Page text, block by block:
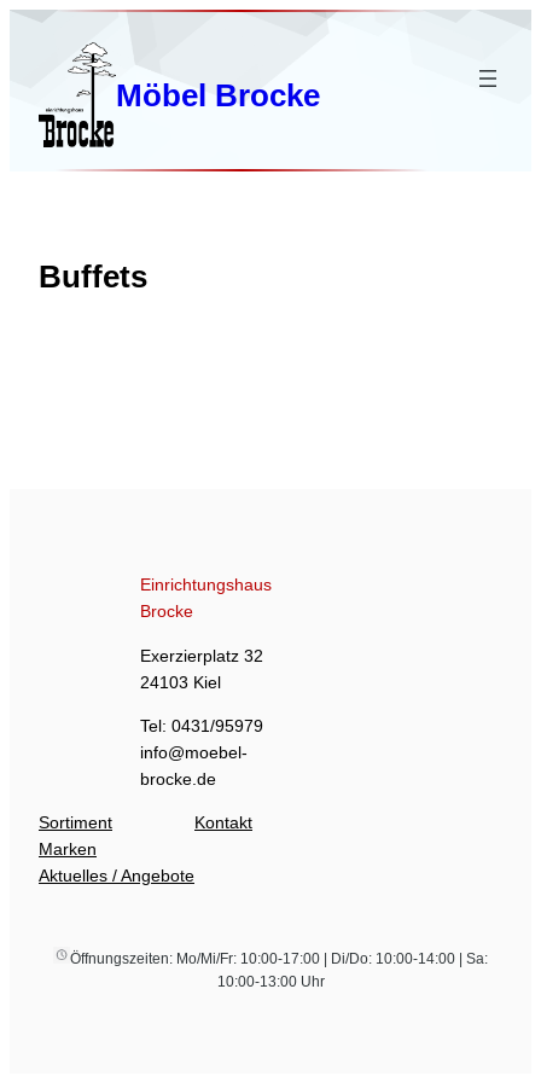
springen
Möbel Brocke
Buffets
Einrichtungshaus
Brocke
Exerzierplatz 32
24103 Kiel
Tel: 0431/95979
info@moebel-
brocke.de
Sortiment
Marken
Aktuelles / Angebote
Kontakt
Öffnungszeiten: Mo/Mi/Fr: 10:00-17:00 | Di/Do: 10:00-14:00 | Sa:
10:00-13:00 Uhr